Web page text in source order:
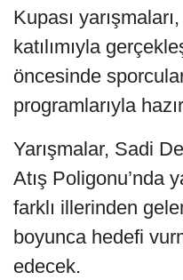
Kupası
katılımıyla
öncesinde
programlarıyla
Yarışmalar, Sadi
Atış Poligonu’nda
farklı illerinden
boyunca hedefi
edecek.